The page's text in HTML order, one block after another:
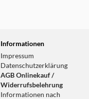
Informationen
Impressum
Datenschutzerklärung
AGB Onlinekauf /
Widerrufsbelehrung
Informationen nach